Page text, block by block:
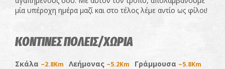
μία υπέροχη ημέρα μαζί και στο τέλος λέμε αντίο ως φίλοι!
ΚΟΝΤΙΝΕΣ ΠΟΛΕΙΣ/ΧΩΡΙΑ
Σκάλα ~2.8Km Λεήμονας ~5.2Km Γράμμουσα ~5.8Km